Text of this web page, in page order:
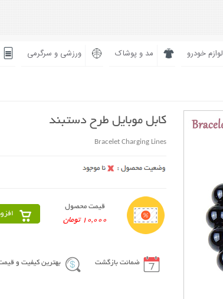
لوازم خودرو مد و پوشاک ورزشی و سرگرمی
کابل موبایل طرح دستبند
Bracelet Charging Lines
قیمت محصول
10,000 تومان
ضمانت بازگشت بهترین کیفیت و